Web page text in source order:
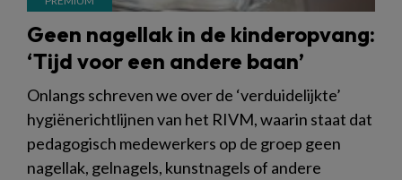
Geen nagellak in de kinderopvang:
‘Tijd voor een andere baan’
Onlangs schreven we over de ‘verduidelijkte’
hygiënerichtlijnen van het RIVM, waarin staat dat
pedagogisch medewerkers op de groep geen
nagellak, gelnagels, kunstnagels of andere